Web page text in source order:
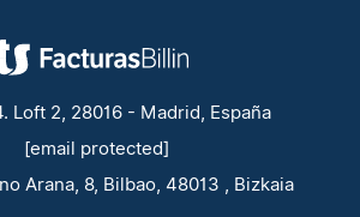
Loft 2, 28016 - Madrid, España
[email protected]
Arana, 8, Bilbao, 48013 , Bizkaia